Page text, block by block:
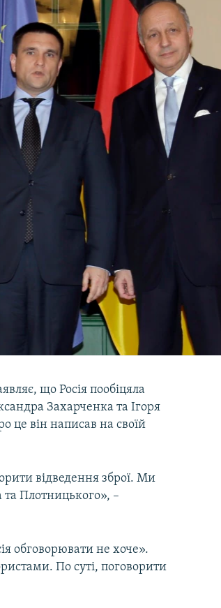
що Росія пообіцяла
Захарченка та Ігоря
це він написав на своїй
відведення зброї. Ми
та Плотницького», –
обговорювати не хоче».
По суті, поговорити